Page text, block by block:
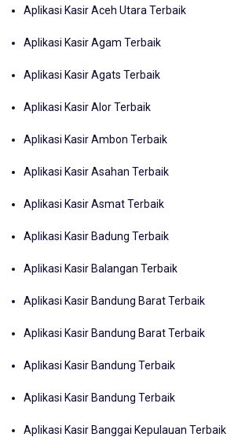
Aplikasi Kasir Aceh Utara Terbaik
Aplikasi Kasir Agam Terbaik
Aplikasi Kasir Agats Terbaik
Aplikasi Kasir Alor Terbaik
Aplikasi Kasir Ambon Terbaik
Aplikasi Kasir Asahan Terbaik
Aplikasi Kasir Asmat Terbaik
Aplikasi Kasir Badung Terbaik
Aplikasi Kasir Balangan Terbaik
Aplikasi Kasir Bandung Barat Terbaik
Aplikasi Kasir Bandung Barat Terbaik
Aplikasi Kasir Bandung Terbaik
Aplikasi Kasir Bandung Terbaik
Aplikasi Kasir Banggai Kepulauan Terbaik